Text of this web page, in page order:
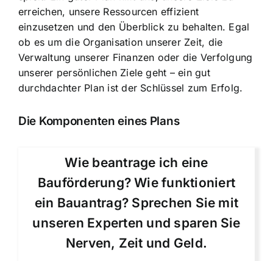
erreichen, unsere Ressourcen effizient
einzusetzen und den Überblick zu behalten. Egal
ob es um die Organisation unserer Zeit, die
Verwaltung unserer Finanzen oder die Verfolgung
unserer persönlichen Ziele geht – ein gut
durchdachter Plan ist der Schlüssel zum Erfolg.
Die Komponenten eines Plans
Wie beantrage ich eine
Bauförderung? Wie funktioniert
ein Bauantrag? Sprechen Sie mit
unseren Experten und sparen Sie
Nerven, Zeit und Geld.